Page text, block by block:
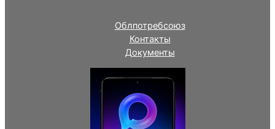
Облпотребсоюз
Контакты
Документы